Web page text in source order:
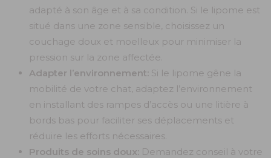
adapté à son âge et à sa condition. Si le lipome est
situé dans une zone sensible, choisissez un
couchage doux et moelleux pour minimiser la
pression sur la zone affectée.
Adapter l’environnement: Si le lipome gêne la
mobilité de votre chat, adaptez l’environnement
en installant des rampes d’accès ou une litière à
bords bas pour faciliter ses déplacements et
réduire les efforts nécessaires.
Produits de soins doux: Demandez conseil à votre